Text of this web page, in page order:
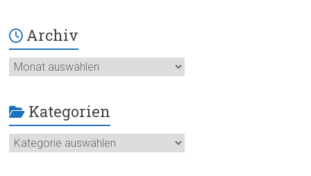
Archiv
Archiv
Kategorien
Kategorien